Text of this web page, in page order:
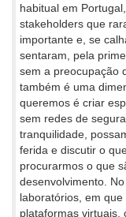
habitual em
stakeholders que
importante e, se
sentaram, pela
sem a preocupação
também é uma
queremos é criar
sem redes de
tranquilidade,
ferida e discutir o
procurarmos o que
desenvolvimento.
laboratórios, em
plataformas virtuais,